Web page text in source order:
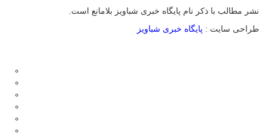
نشر مطالب با ذکر نام پایگاه خبری شباویز بلامانع است.
طراحی سایت : پایگاه خبری شباویز